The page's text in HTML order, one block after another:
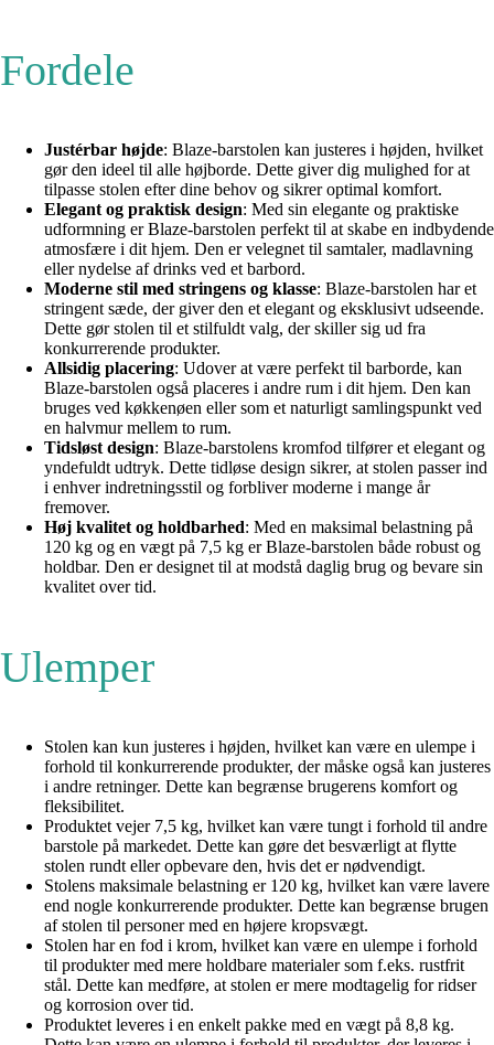
Fordele
Justérbar højde: Blaze-barstolen kan justeres i højden, hvilket
gør den ideel til alle højborde. Dette giver dig mulighed for at
tilpasse stolen efter dine behov og sikrer optimal komfort.
Elegant og praktisk design: Med sin elegante og praktiske
udformning er Blaze-barstolen perfekt til at skabe en indbydende
atmosfære i dit hjem. Den er velegnet til samtaler, madlavning
eller nydelse af drinks ved et barbord.
Moderne stil med stringens og klasse: Blaze-barstolen har et
stringent sæde, der giver den et elegant og eksklusivt udseende.
Dette gør stolen til et stilfuldt valg, der skiller sig ud fra
konkurrerende produkter.
Allsidig placering: Udover at være perfekt til barborde, kan
Blaze-barstolen også placeres i andre rum i dit hjem. Den kan
bruges ved køkkenøen eller som et naturligt samlingspunkt ved
en halvmur mellem to rum.
Tidsløst design: Blaze-barstolens kromfod tilfører et elegant og
yndefuldt udtryk. Dette tidløse design sikrer, at stolen passer ind
i enhver indretningsstil og forbliver moderne i mange år
fremover.
Høj kvalitet og holdbarhed: Med en maksimal belastning på
120 kg og en vægt på 7,5 kg er Blaze-barstolen både robust og
holdbar. Den er designet til at modstå daglig brug og bevare sin
kvalitet over tid.
Ulemper
Stolen kan kun justeres i højden, hvilket kan være en ulempe i
forhold til konkurrerende produkter, der måske også kan justeres
i andre retninger. Dette kan begrænse brugerens komfort og
fleksibilitet.
Produktet vejer 7,5 kg, hvilket kan være tungt i forhold til andre
barstole på markedet. Dette kan gøre det besværligt at flytte
stolen rundt eller opbevare den, hvis det er nødvendigt.
Stolens maksimale belastning er 120 kg, hvilket kan være lavere
end nogle konkurrerende produkter. Dette kan begrænse brugen
af stolen til personer med en højere kropsvægt.
Stolen har en fod i krom, hvilket kan være en ulempe i forhold
til produkter med mere holdbare materialer som f.eks. rustfrit
stål. Dette kan medføre, at stolen er mere modtagelig for ridser
og korrosion over tid.
Produktet leveres i en enkelt pakke med en vægt på 8,8 kg.